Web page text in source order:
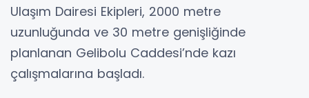
Ulaşım Dairesi Ekipleri, 2000 metre
uzunluğunda ve 30 metre genişliğinde
planlanan Gelibolu Caddesi’nde kazı
çalışmalarına başladı.